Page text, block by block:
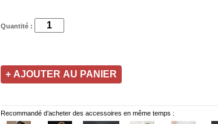
Quantité :
Recommandé d’acheter des accessoires en même temps :